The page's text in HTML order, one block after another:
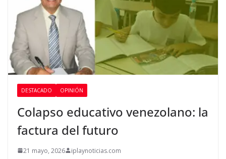
DESTACADO OPINIÓN
Colapso educativo venezolano: la
factura del futuro
21 mayo, 2026 iplaynoticias.com